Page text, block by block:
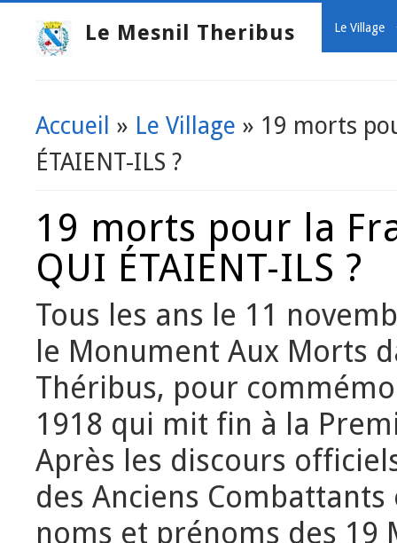
Le Mesnil Theribus Le Village
Vous êtes ici
Accueil » Le Village » 19 morts
ÉTAIENT-ILS ?
19 morts pour la
QUI ÉTAIENT-ILS ?
Tous les ans le 11
le Monument Aux Morts
Théribus, pour
1918 qui mit fin à la
Après les discours
des Anciens
noms et prénoms des 19